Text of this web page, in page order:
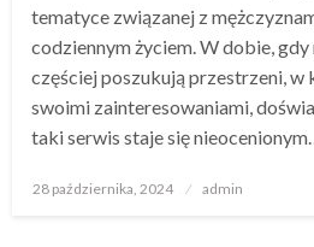
tematyce związanej z
codziennym życiem. W dobie,
częściej poszukują przestrzeni, w
swoimi zainteresowaniami,
taki serwis staje się
Opublikowane
28 października, 2024 admin